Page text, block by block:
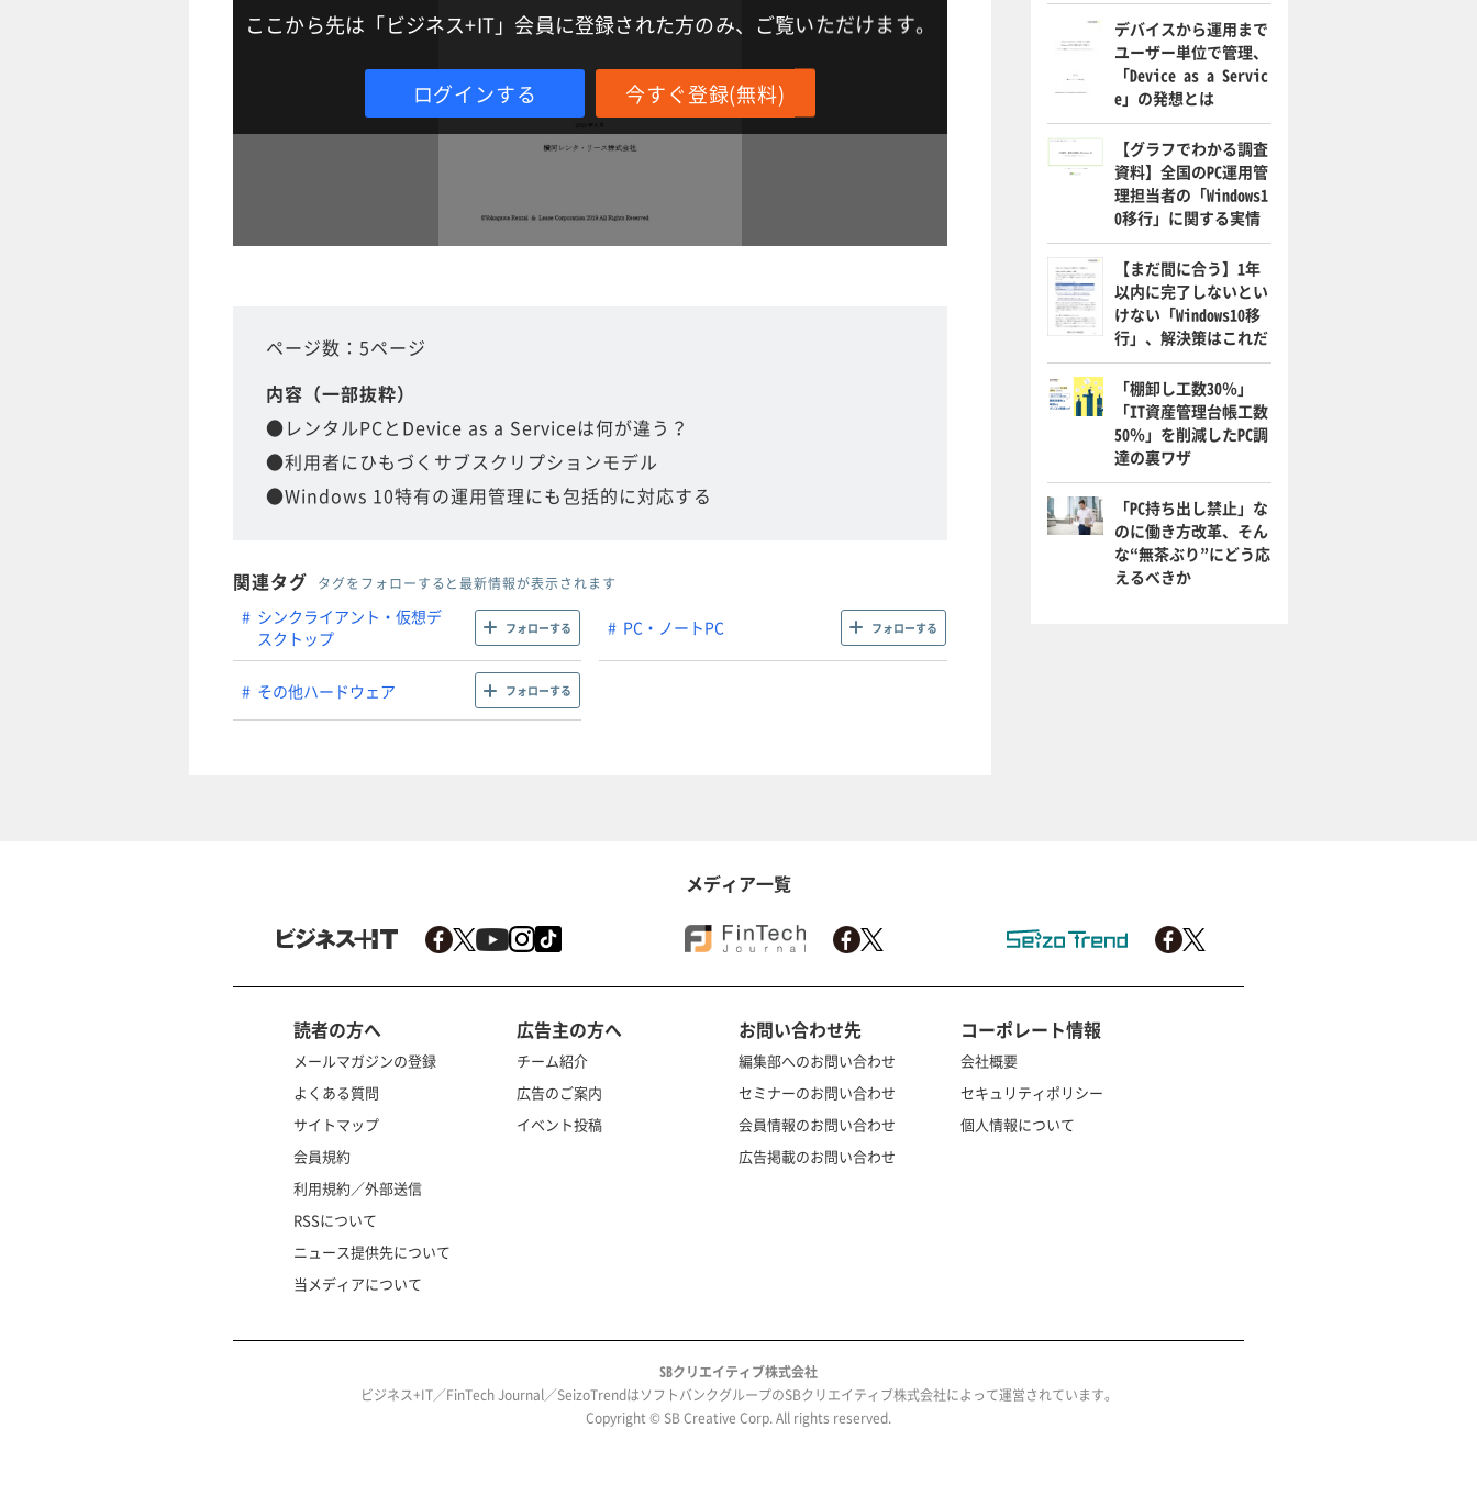
ここから先は「ビジネス+IT」会員に登録された方のみ、ご覧いただけます。
ログインする 今すぐ登録(無料)
ページ数：5ページ
内容（一部抜粋）
●レンタルPCとDevice as a Serviceは何が違う？
●利用者にひもづくサブスクリプションモデル
●Windows 10特有の運用管理にも包括的に対応する
関連タグ タグをフォローすると最新情報が表示されます
シンクライアント・仮想デ
スクトップ
フォローする PC・ノートPC フォローする
その他ハードウェア フォローする
デバイスから運用まで
ユーザー単位で管理、
「Device as a Servic
e」の発想とは
【グラフでわかる調査
資料】全国のPC運用管
理担当者の「Windows1
0移行」に関する実情
【まだ間に合う】1年
以内に完了しないとい
けない「Windows10移
行」、解決策はこれだ
「棚卸し工数30％」
「IT資産管理台帳工数
50％」を削減したPC調
達の裏ワザ
「PC持ち出し禁止」な
のに働き方改革、そん
な“無茶ぶり”にどう応
えるべきか
メディア一覧
読者の方へ
メールマガジンの登録
よくある質問
サイトマップ
会員規約
利用規約／外部送信
RSSについて
ニュース提供先について
当メディアについて
広告主の方へ
チーム紹介
広告のご案内
イベント投稿
お問い合わせ先
編集部へのお問い合わせ
セミナーのお問い合わせ
会員情報のお問い合わせ
広告掲載のお問い合わせ
コーポレート情報
会社概要
セキュリティポリシー
個人情報について
SBクリエイティブ株式会社
ビジネス+IT／FinTech Journal／SeizoTrendはソフトバンクグループのSBクリエイティブ株式会社によって運営されています。
Copyright © SB Creative Corp. All rights reserved.